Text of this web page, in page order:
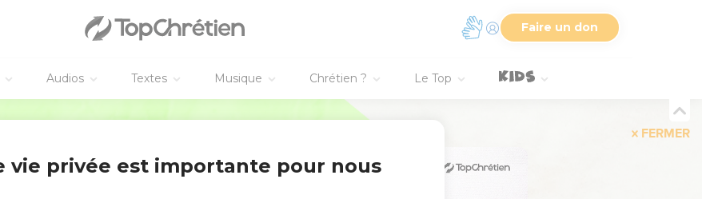
Faire un don
Audios Textes Musique Chrétien ? Le Top
FERMER
DE L’ANNÉE !
vie privée est importante pour nous